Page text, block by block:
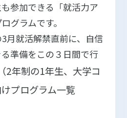
外国人留学生の
在学生の
参加できる「就活力ア
グラムです。
月就活解禁直前に、自信
準備をこの３日間で行
年制の1年生、大学コ
プログラム一覧